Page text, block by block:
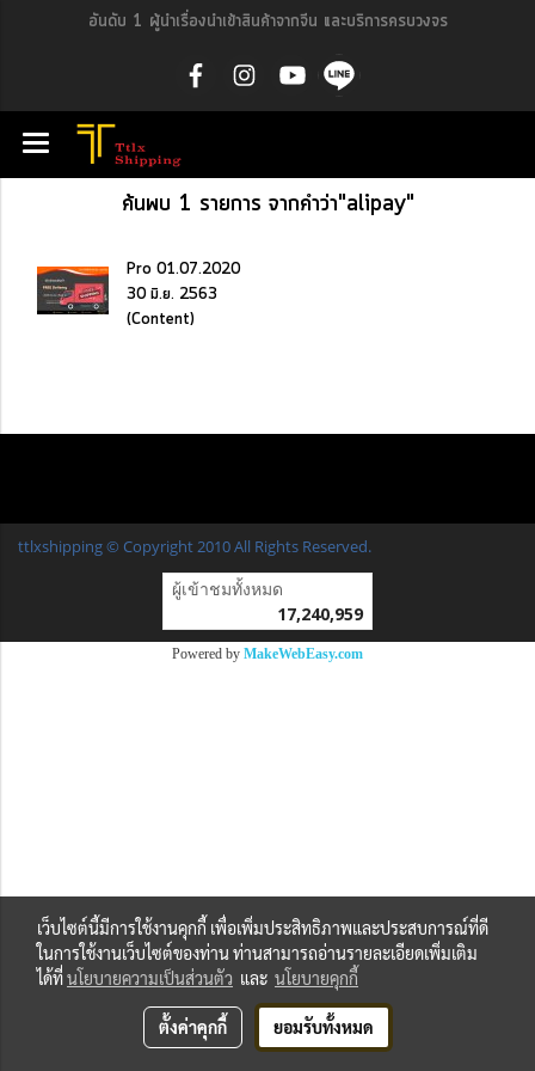
อันดับ 1 ผู้นำเรื่องนำเข้าสินค้าจากจีน และบริการครบวงจร
ค้นพบ 1 รายการ จากคำว่า"alipay"
Pro 01.07.2020
30 มิ.ย. 2563
(Content)
ttlxshipping © Copyright 2010 All Rights Reserved.
ผู้เข้าชมทั้งหมด
17,240,959
Powered by MakeWebEasy.com
เว็บไซต์นี้มีการใช้งานคุกกี้ เพื่อเพิ่มประสิทธิภาพและประสบการณ์ที่ดี
ในการใช้งานเว็บไซต์ของท่าน ท่านสามารถอ่านรายละเอียดเพิ่มเติม
ได้ที่นโยบายความเป็นส่วนตัว และ นโยบายคุกกี้
ตั้งค่าคุกกี้ ยอมรับทั้งหมด